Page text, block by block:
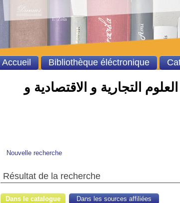
التجارية و الاقتصادية و
Nouvelle recherche
Résultat de la recherche
Dans le catalogue
Dans les sources affiliées
Accueil Bibliothèque éléctronique